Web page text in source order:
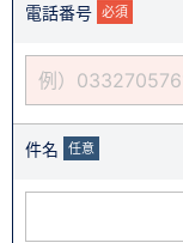
電話番号 必須
件名 任意